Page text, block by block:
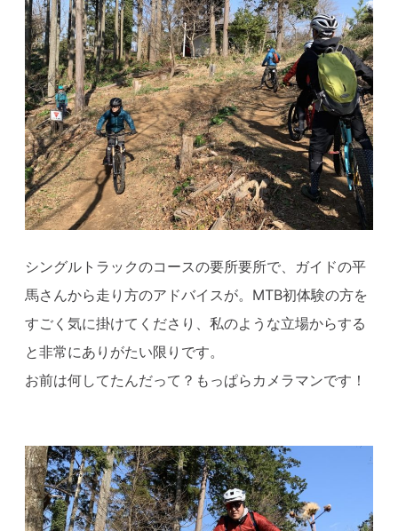
シングルトラックのコースの要所要所で、ガイドの平
馬さんから走り方のアドバイスが。MTB初体験の方を
すごく気に掛けてくださり、私のような立場からする
と非常にありがたい限りです。
お前は何してたんだって？もっぱらカメラマンです！